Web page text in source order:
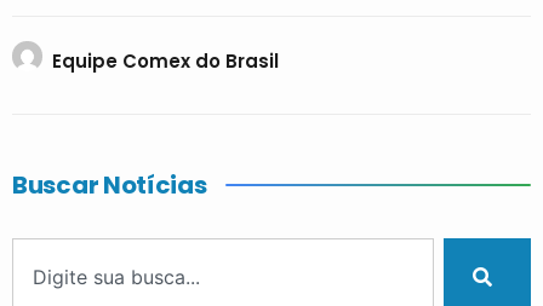
Equipe Comex do Brasil
Buscar Notícias